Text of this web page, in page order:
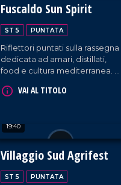
Fuscaldo Sun Spirit
ST 5 PUNTATA
Riflettori puntati sulla rassegna
dedicata ad amari, distillati,
food e cultura mediterranea. A
'Sun Spirit'.
VAI AL TITOLO
19:40
Villaggio Sud Agrifest
ST 5 PUNTATA